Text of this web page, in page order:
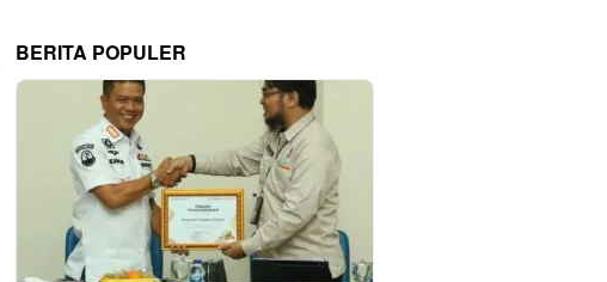
BERITA POPULER